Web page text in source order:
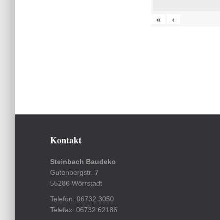
« ‹
Kontakt
Steinbach Baudeko
Gutenbergstr. 7
55286 Wörrstadt
Telefon: 06732 3050
Telefax: 06732 62186